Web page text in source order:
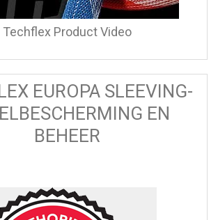
Techflex Product Video
EUROPA SLEEVING-
EN
BEHEER